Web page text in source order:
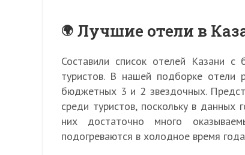
Лучшие отели в
Составили список отелей Казани
туристов. В нашей подборке отели
бюджетных 3 и 2 звездочных.
среди туристов, поскольку в данных
них достаточно много
подогреваются в холодное время